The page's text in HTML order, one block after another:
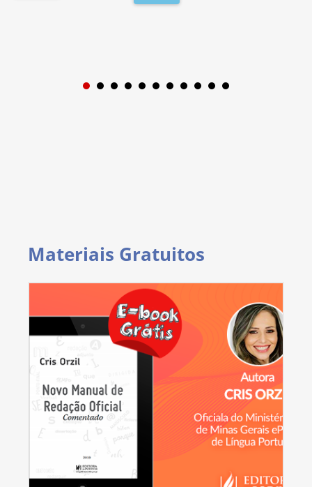
1 2 3
Materiais Gratuitos